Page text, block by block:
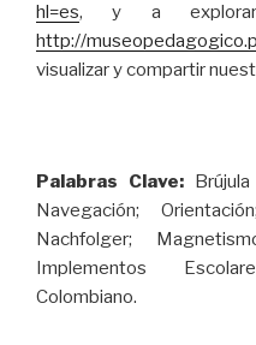
hl=es, y a explorar
http://
visualizar y compartir
Palabras Clave:
Navegación;
Nachfolger;
Implementos
Colombiano.